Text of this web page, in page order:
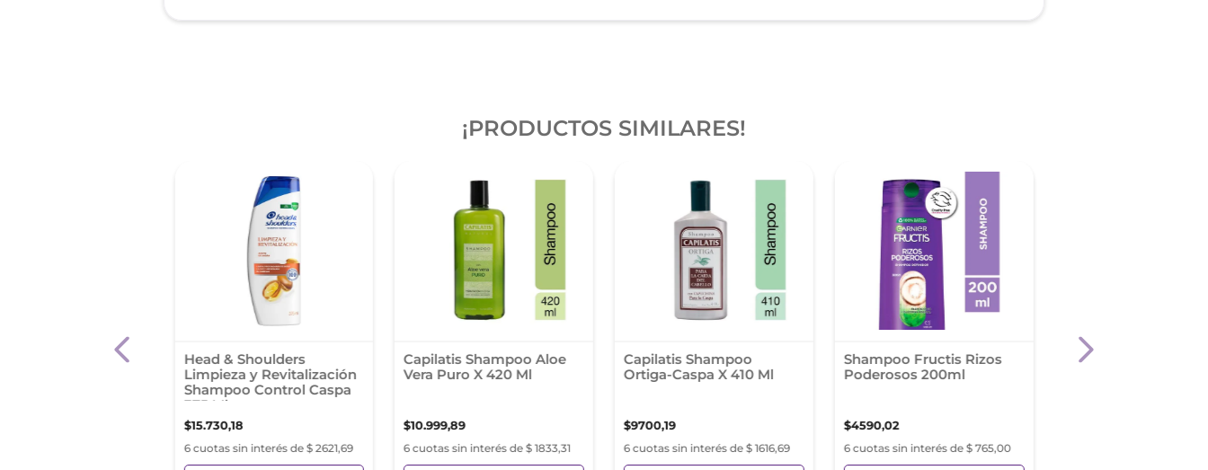
¡PRODUCTOS SIMILARES!
Shoulders Crece
Head & Shoulders
Limpieza y Revitalización
Shampoo Control Caspa
375 Ml
$15.730,18
6 cuotas sin interés de $ 2621,69
Capilatis Shampoo Aloe
Vera Puro X 420 Ml
$10.999,89
6 cuotas sin interés de $ 1833,31
Capilatis Shampoo
Ortiga-Caspa X 410 Ml
$9700,19
6 cuotas sin interés de $ 1616,69
Shampoo Fructis Rizos
Poderosos 200ml
$4590,02
6 cuotas sin interés de $ 765,00
Shampoo Tresemme